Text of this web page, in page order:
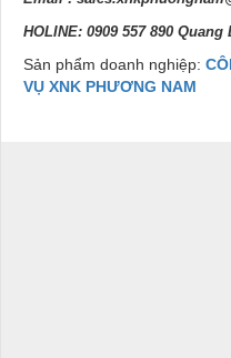
HOLINE: 0909 557 890
Sản phẩm doanh nghiệp:
VỤ XNK PHƯƠNG NAM